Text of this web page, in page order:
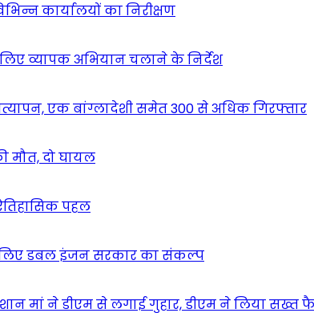
कार्यालयों का निरीक्षण
लिए व्यापक अभियान चलाने के निर्देश
एक बांग्लादेशी समेत 300 से अधिक गिरफ्तार
मौत, दो घायल
पहल
लिए डबल इंजन सरकार का संकल्प
मां ने डीएम से लगाई गुहार, डीएम ने लिया सख्त